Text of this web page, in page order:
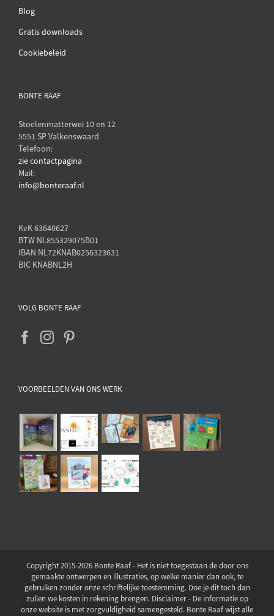
Blog
Gratis downloads
Cookiebeleid
BONTE RAAF
Stoelenmatterwei 10 en 12
5551 SP Valkenswaard
Telefoon:
zie contactpagina
Mail:
info@bonteraaf.nl
KvK 63640627
BTW NL855329075B01
IBAN NL72KNAB0256323631
BIC KNABNL2H
VOLG BONTE RAAF
VOORBEELDEN VAN ONS WERK
Copyright 2015-2026 Bonte Raaf - Het is niet toegestaan de door ons
gemaakte ontwerpen en illustraties, op welke manier dan ook, te
gebruiken zonder onze schriftelijke toestemming. Doe je dit toch dan
zullen we kosten in rekening brengen. Disclaimer - De informatie op
onze website is met zorgvuldigheid samengesteld. Bonte Raaf wijst alle